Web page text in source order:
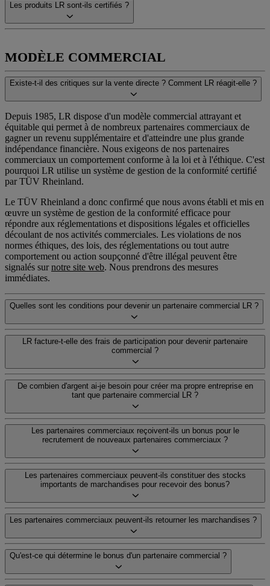
Les produits LR sont-ils certifiés ?
MODÈLE COMMERCIAL
Existe-t-il des critiques sur la vente directe ? Comment LR réagit-elle ?
Depuis 1985, LR dispose d'un modèle commercial attrayant et
équitable qui permet à de nombreux partenaires commerciaux de
gagner un revenu supplémentaire et d'atteindre une plus grande
indépendance financière. Nous exigeons de nos partenaires
commerciaux un comportement conforme à la loi et à l'éthique. C'est
pourquoi LR utilise un système de gestion de la conformité certifié
par TÜV Rheinland.
Le TÜV Rheinland a donc confirmé que nous avons établi et mis en
œuvre un système de gestion de la conformité efficace pour
répondre aux réglementations et dispositions légales et officielles
découlant de nos activités commerciales. Les violations de nos
normes éthiques, des lois, des réglementations ou tout autre
comportement ou action soupçonné d'être illégal peuvent être
signalés surnotre site web. Nous prendrons des mesures
immédiates.
Quelles sont les conditions pour devenir un partenaire commercial LR ?
LR facture-t-elle des frais de participation pour devenir partenaire
commercial ?
De combien d'argent ai-je besoin pour créer ma propre entreprise en
tant que partenaire commercial LR ?
Les partenaires commerciaux reçoivent-ils un bonus pour le
recrutement de nouveaux partenaires commerciaux ?
Les partenaires commerciaux peuvent-ils constituer des stocks
importants de marchandises pour recevoir des bonus?
Les partenaires commerciaux peuvent-ils retourner les marchandises ?
Qu'est-ce qui détermine le bonus d'un partenaire commercial ?